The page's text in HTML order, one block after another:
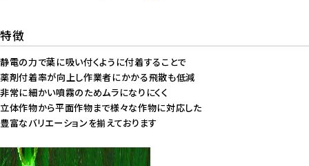
特徴
静電の力で葉に吸い付くように付着することで
薬剤付着率が向上し作業者にかかる飛散も低減
非常に細かい噴霧のためムラになりにくく
立体作物から平面作物まで様々な作物に対応した
豊富なバリエーションを揃えております